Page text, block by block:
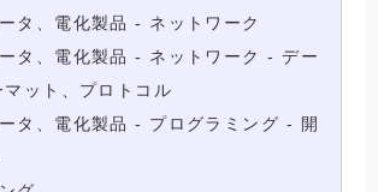
タ、電化製品 - ネットワーク
タ、電化製品 - ネットワーク - デー
マット、プロトコル
タ、電化製品 - プログラミング - 開